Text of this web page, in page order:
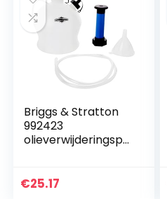
Briggs & Stratton
992423
olieverwijderingspo
€25.17